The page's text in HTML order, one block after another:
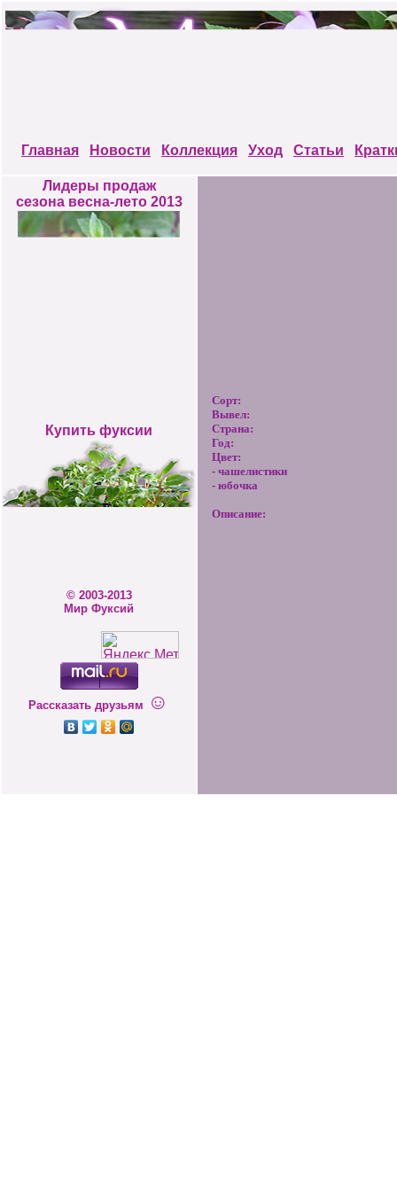
Главная Новости Коллекция Уход Статьи
Лидеры продаж
сезона весна-лето 2013
Купить фуксии
© 2003-2013
Мир Фуксий
Рассказать друзьям ☺
Сорт:
Вывел:
Страна:
Год:
Цвет:
- чашелистики
- юбочка
Описание: